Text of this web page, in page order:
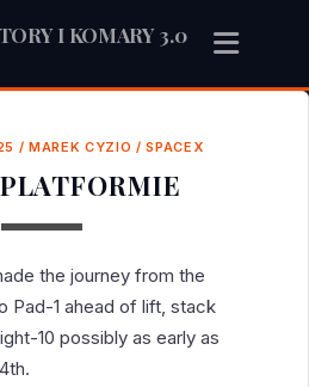
I KOMARY 3.0
/ MAREK CYZIO /SPACEX
the journey from the
Pad-1 ahead of lift, stack
10 possibly as early as